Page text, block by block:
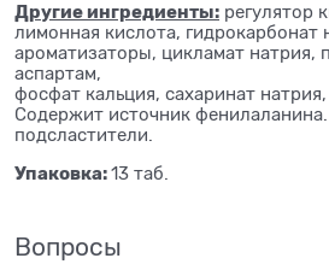
Другие ингредиенты: регулятор
лимонная кислота, гидрокарбонат
ароматизаторы, цикламат натрия,
аспартам,
фосфат кальция, сахаринат
Содержит источник
подсластители.
Упаковка:13 таб.
Вопросы